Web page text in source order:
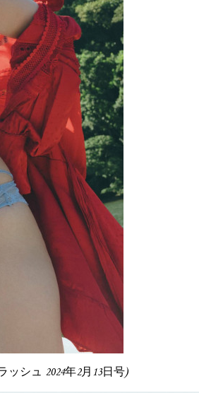
ッシュ 2024年2月13日号)